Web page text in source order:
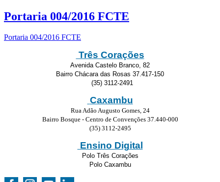
Portaria 004/2016 FCTE
Portaria 004/2016 FCTE
Três Corações
Avenida Castelo Branco, 82
Bairro Chácara das Rosas 37.417-150
(35) 3112-2491
Caxambu
Rua Adão Augusto Gomes, 24
Bairro Bosque - Centro de Convenções 37.440-000
(35) 3112-2495
Ensino Digital
Polo Três Corações
Polo Caxambu